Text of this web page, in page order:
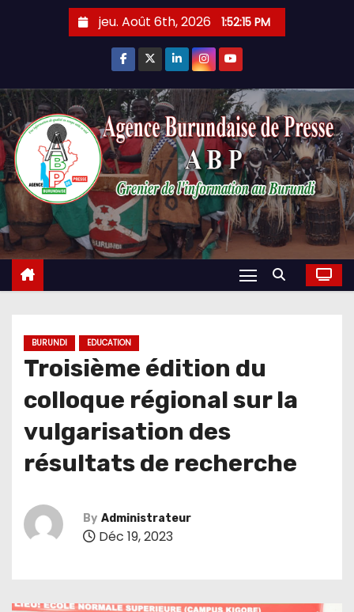
jeu. Août 6th, 2026 1:52:16 PM
BURUNDI EDUCATION
Troisième édition du
colloque régional sur la
vulgarisation des
résultats de recherche
By Administrateur
Déc 19, 2023